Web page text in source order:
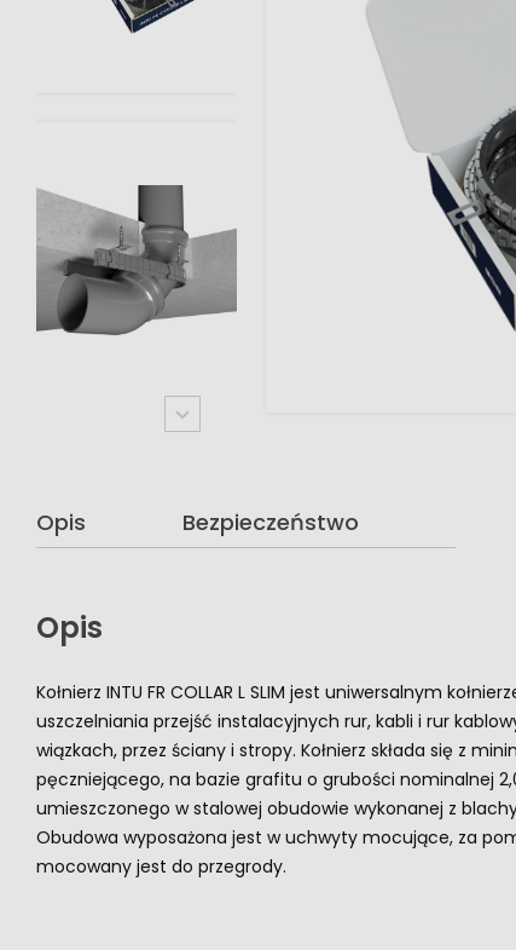
Opis Bezpieczeństwo
Opis
Kołnierz INTU FR COLLAR L SLIM jest uniwersalnym
uszczelniania przejść instalacyjnych rur, kabli i rur
wiązkach, przez ściany i stropy. Kołnierz składa się z
pęczniejącego, na bazie grafitu o grubości nominalnej
umieszczonego w stalowej obudowie wykonanej z
Obudowa wyposażona jest w uchwyty mocujące, za
mocowany jest do przegrody.